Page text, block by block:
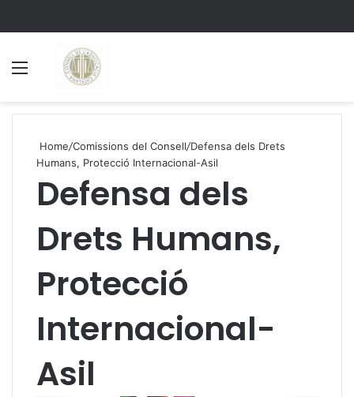
Home/Comissions del Consell/Defensa dels Drets
Humans, Protecció Internacional-Asil
Defensa dels
Drets Humans,
Protecció
Internacional-
Asil